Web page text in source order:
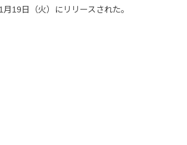
月19日（火）にリリースされた。